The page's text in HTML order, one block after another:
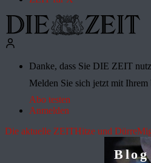
Danke, dass Sie DIE ZEIT
Melden Sie sich jetzt mit
Abo testen
Anmelden
Die aktuelle ZEITHitze und Dürre
Blog